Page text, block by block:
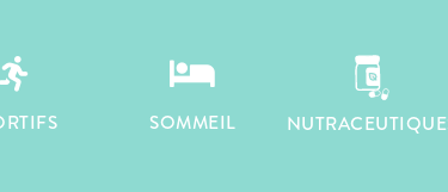
 
SOMMEIL
de la